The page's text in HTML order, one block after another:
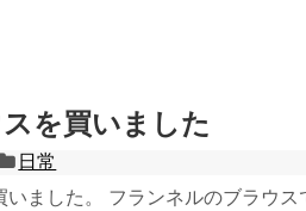
を買いました
日常
ました。 フランネルのブラウス